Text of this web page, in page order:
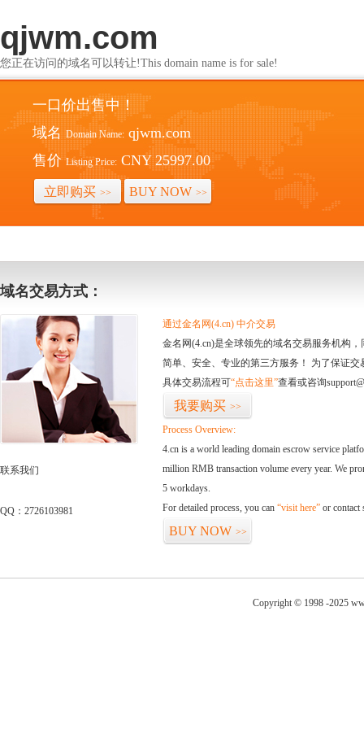
qjwm.com
您正在访问的域名可以转让!This domain name is for sale!
一口价出售中！
域名 Domain Name: qjwm.com
售价 Listing Price: CNY 25997.00
立即购买 >> BUY NOW >>
域名交易方式：
联系我们
QQ：2726103981
通过金名网(4.cn) 中介交易
金名网(4.cn)是全球领先的域名交易服务机构
简单、安全、专业的第三方服务！ 为了保证
具体交易流程可“点击这里”查看或咨询
我要购买 >>
Process Overview:
4.cn is a world leading domain escrow service
million RMB transaction volume every year. We
5 workdays.
For detailed process, you can “visit here” or contact
BUY NOW >>
Copyright © 1998 -2025